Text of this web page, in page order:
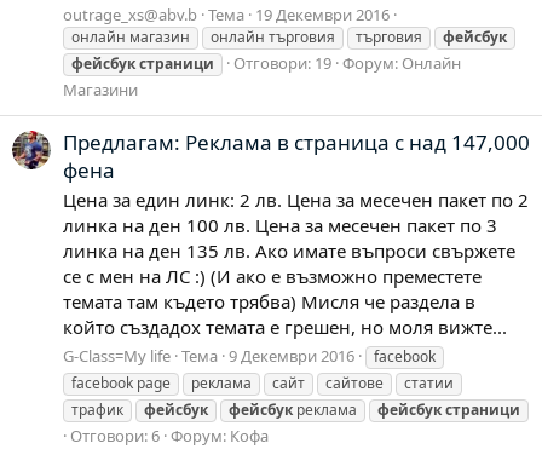
outrage_xs@abv.b Тема 19 Декември 2016
онлайн магазин онлайн търговия търговия
фейсбук
фейсбукстраници Отговори: 19 Форум: Онлайн
Магазини
Предлагам: Реклама в страница с над 147,000
фена
Цена за един линк: 2 лв. Цена за месечен пакет по 2
линка на ден 100 лв. Цена за месечен пакет по 3
линка на ден 135 лв. Ако имате въпроси свържете
се с мен на ЛС :) (И ако е възможно преместете
темата там където трябва) Мисля че раздела в
който създадох темата е грешен, но моля вижте...
G-Class=My life Тема 9 Декември 2016
facebook
facebook page
реклама сайт сайтове
статии
трафик
фейсбук фейсбук реклама фейсбукстраници
Отговори: 6 Форум: Кофа